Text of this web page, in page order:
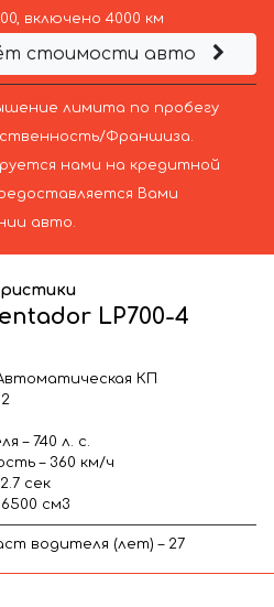
включено 4000 км
стоимости авто
лимита по пробегу
Франшиза.
нами на кредитной
Вами
авто.
LP700-4
КП
– 740 л. с.
– 360 км/ч
сек
см3
водителя (лет) – 27